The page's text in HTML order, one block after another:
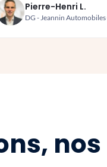
Pierre-Henri L.
DG - Jeannin